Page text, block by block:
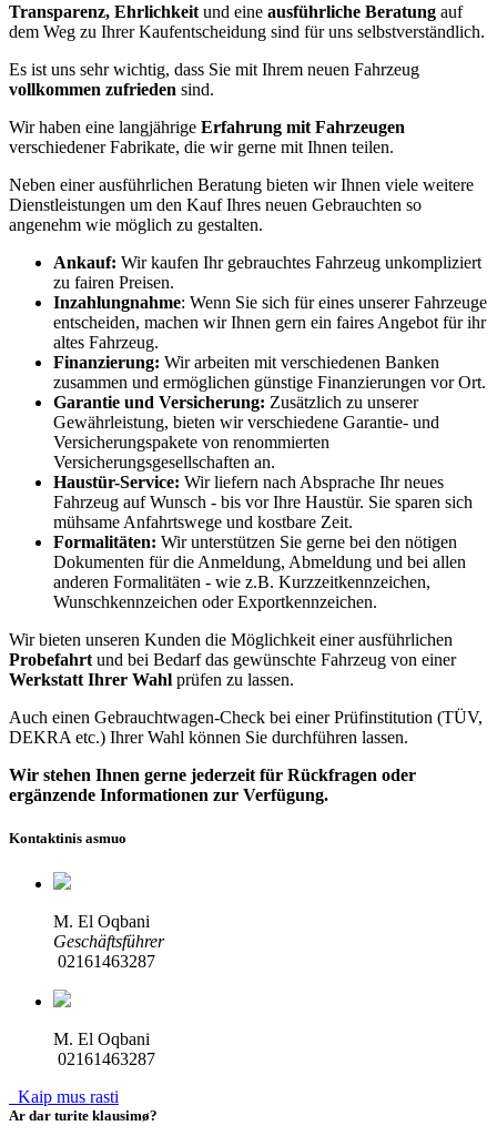
Transparenz, Ehrlichkeit und eine ausführliche Beratung auf
dem Weg zu Ihrer Kaufentscheidung sind für uns selbstverständlich.
Es ist uns sehr wichtig, dass Sie mit Ihrem neuen Fahrzeug
vollkommen zufrieden sind.
Wir haben eine langjährige Erfahrung mit Fahrzeugen
verschiedener Fabrikate, die wir gerne mit Ihnen teilen.
Neben einer ausführlichen Beratung bieten wir Ihnen viele weitere
Dienstleistungen um den Kauf Ihres neuen Gebrauchten so
angenehm wie möglich zu gestalten.
Ankauf: Wir kaufen Ihr gebrauchtes Fahrzeug unkompliziert
zu fairen Preisen.
Inzahlungnahme: Wenn Sie sich für eines unserer Fahrzeuge
entscheiden, machen wir Ihnen gern ein faires Angebot für ihr
altes Fahrzeug.
Finanzierung: Wir arbeiten mit verschiedenen Banken
zusammen und ermöglichen günstige Finanzierungen vor Ort.
Garantie und Versicherung: Zusätzlich zu unserer
Gewährleistung, bieten wir verschiedene Garantie- und
Versicherungspakete von renommierten
Versicherungsgesellschaften an.
Haustür-Service: Wir liefern nach Absprache Ihr neues
Fahrzeug auf Wunsch - bis vor Ihre Haustür. Sie sparen sich
mühsame Anfahrtswege und kostbare Zeit.
Formalitäten: Wir unterstützen Sie gerne bei den nötigen
Dokumenten für die Anmeldung, Abmeldung und bei allen
anderen Formalitäten - wie z.B. Kurzzeitkennzeichen,
Wunschkennzeichen oder Exportkennzeichen.
Wir bieten unseren Kunden die Möglichkeit einer ausführlichen
Probefahrt und bei Bedarf das gewünschte Fahrzeug von einer
Werkstatt Ihrer Wahl prüfen zu lassen.
Auch einen Gebrauchtwagen-Check bei einer Prüfinstitution (TÜV,
DEKRA etc.) Ihrer Wahl können Sie durchführen lassen.
Wir stehen Ihnen gerne jederzeit für Rückfragen oder
ergänzende Informationen zur Verfügung.
Kontaktinis asmuo
M. El Oqbani
Geschäftsführer
02161463287
M. El Oqbani
02161463287
Kaip mus rasti
Ar dar turite klausimø?